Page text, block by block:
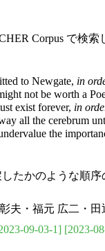
Corpus で検
to Newgate, in
not be worth a
exist forever, in
all the cerebrum
the
たかのような順序
夫・福元 広二・
09-03-1] [2023-